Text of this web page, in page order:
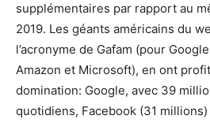
supplémentaires par rapport au
2019. Les géants américains du
l’acronyme de Gafam (pour
Amazon et Microsoft), en ont
domination: Google, avec 39
quotidiens, Facebook (31 millions)